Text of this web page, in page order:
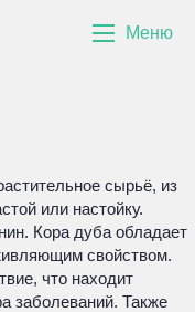
Меню
сырьё, из
или настойку.
Кора дуба обладает
свойством.
что находит
заболеваний. Также